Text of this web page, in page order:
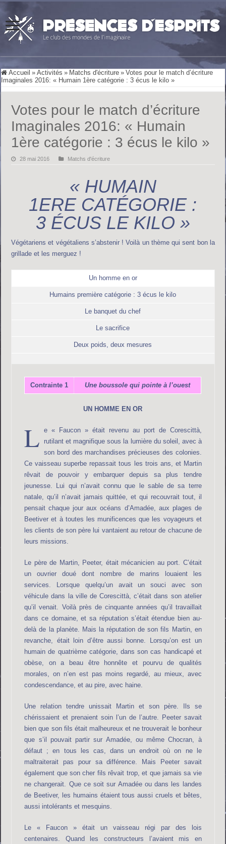
Accueil » Activités » Matchs d'écriture » Votes pour le match d’écriture
Imaginales 2016: « Humain 1ère catégorie : 3 écus le kilo »
Votes pour le match d’écriture
Imaginales 2016: « Humain
1ère catégorie : 3 écus le kilo »
28 mai 2016 Matchs d'écriture
« HUMAIN
1ERE CATÉGORIE :
3 ÉCUS LE KILO »
Végétariens et végétaliens s’abstenir ! Voilà un thème qui sent bon la
grillade et les merguez !
Un homme en or
Humains première catégorie : 3 écus le kilo
Le banquet du chef
Le sacrifice
Deux poids, deux mesures
Contrainte 1 Une boussole qui pointe à l’ouest
UN HOMME EN OR
L
e « Faucon » était revenu au port de Corescittà,
rutilant et magnifique sous la lumière du soleil, avec à
son bord des marchandises précieuses des colonies.
Ce vaisseau superbe repassait tous les trois ans, et Martin
rêvait de pouvoir y embarquer depuis sa plus tendre
jeunesse. Lui qui n’avait connu que le sable de sa terre
natale, qu’il n’avait jamais quittée, et qui recouvrait tout, il
pensait chaque jour aux océans d’Amadée, aux plages de
Beetiver et à toutes les munificences que les voyageurs et
les clients de son père lui vantaient au retour de chacune de
leurs missions.
Le père de Martin, Peeter, était mécanicien au port. C’était
un ouvrier doué dont nombre de marins louaient les
services. Lorsque quelqu’un avait un souci avec son
véhicule dans la ville de Corescittà, c’était dans son atelier
qu’il venait. Voilà près de cinquante années qu’il travaillait
dans ce domaine, et sa réputation s’était étendue bien au-
delà de la planète. Mais la réputation de son fils Martin, en
revanche, était loin d’être aussi bonne. Lorsqu’on est un
humain de quatrième catégorie, dans son cas handicapé et
obèse, on a beau être honnête et pourvu de qualités
morales, on n’en est pas moins regardé, au mieux, avec
condescendance, et au pire, avec haine.
Une relation tendre unissait Martin et son père. Ils se
chérissaient et prenaient soin l’un de l’autre. Peeter savait
bien que son fils était malheureux et ne trouverait le bonheur
que s’il pouvait partir sur Amadée, ou même Chocran, à
défaut ; en tous les cas, dans un endroit où on ne le
maltraiterait pas pour sa différence. Mais Peeter savait
également que son cher fils rêvait trop, et que jamais sa vie
ne changerait. Que ce soit sur Amadée ou dans les landes
de Beetiver, les humains étaient tous aussi cruels et bêtes,
aussi intolérants et mesquins.
Le « Faucon » était un vaisseau régi par des lois
centenaires. Quand les constructeurs l’avaient mis en